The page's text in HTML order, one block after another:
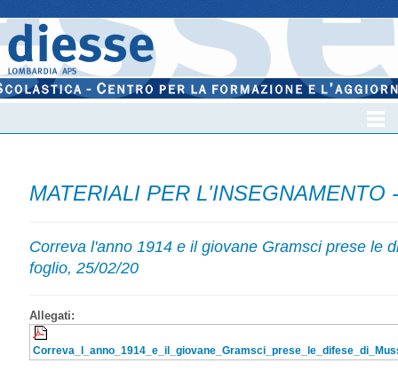
MATERIALI PER L'INSEGNAMENTO
Correva l'anno 1914 e il giovane Gramsci prese le
foglio, 25/02/20
Allegati: